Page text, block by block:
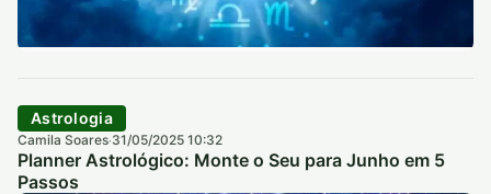
Astrologia
Camila Soares·31/05/2025 10:32
Planner Astrológico: Monte o Seu para Junho em 5
Passos